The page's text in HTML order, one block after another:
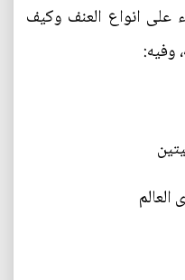
انواع العنف وكيف
وفيه: